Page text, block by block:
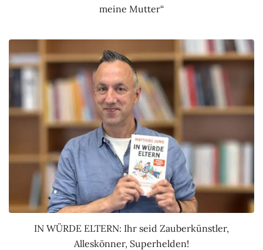
meine Mutter“
IN WÜRDE ELTERN: Ihr seid Zauberkünstler,
Alleskönner, Superhelden!